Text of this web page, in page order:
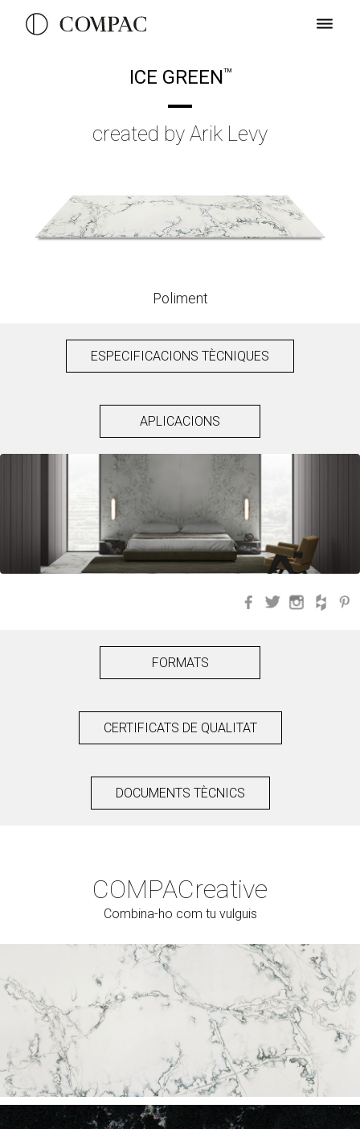
ICE GREENTM
created by Arik Levy
Poliment
ESPECIFICACIONS TÈCNIQUES
APLICACIONS
Facebook
Twitter
FORMATS
CERTIFICATS DE QUALITAT
DOCUMENTS TÈCNICS
COMPACreative
Combina-ho com tu vulguis